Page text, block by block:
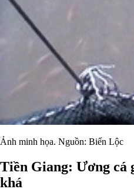
Ảnh minh họa. Nguồn: Biển Lộc
Tiền Giang: Ương cá
khá